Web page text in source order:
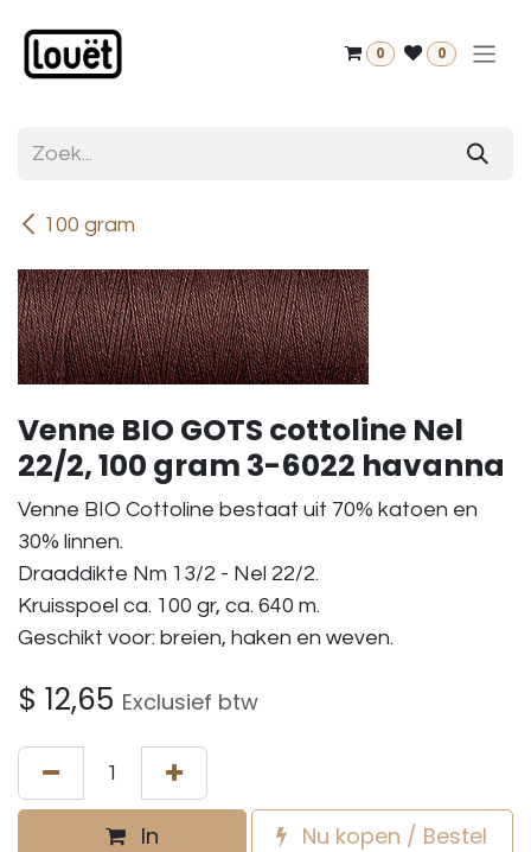
0 0
100 gram
Venne BIO GOTS cottoline Nel
22/2, 100 gram 3-6022 havanna
Venne BIO Cottoline bestaat uit 70% katoen en
30% linnen.
Draaddikte Nm 13/2 - Nel 22/2.
Kruisspoel ca. 100 gr, ca. 640 m.
Geschikt voor: breien, haken en weven.
$ 12,65 Exclusief btw
In
Nu kopen / Bestel